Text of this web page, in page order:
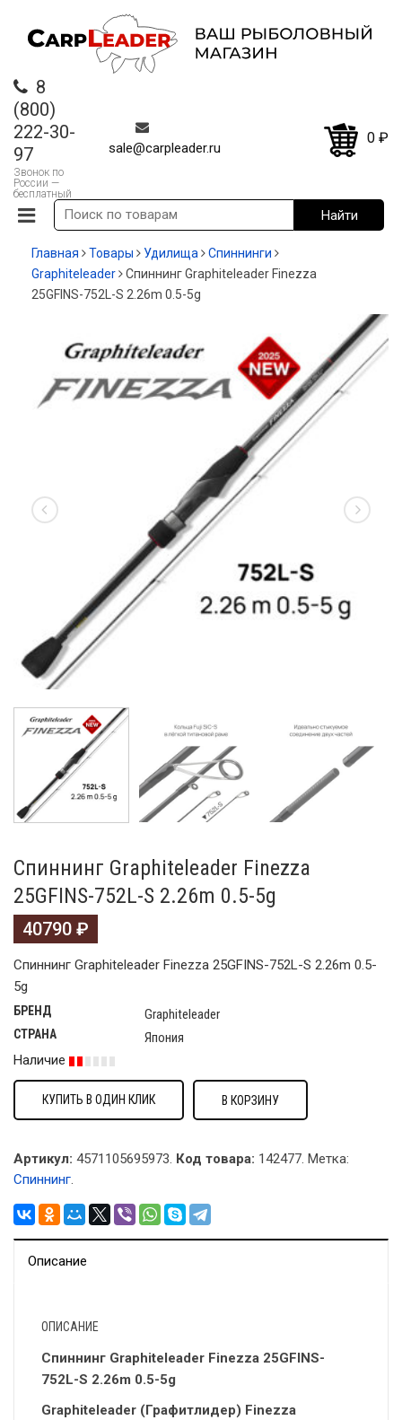
8
(800)
222-30-
97
Звонок по
России —
бесплатный
sale@carpleader.ru
0 ₽
Главная Товары Удилища
Спиннинги
Graphiteleader
Спиннинг Graphiteleader Finezza
25GFINS-752L-S 2.26m 0.5-5g
Спиннинг Graphiteleader Finezza
25GFINS-752L-S 2.26m 0.5-5g
40790 ₽
Спиннинг Graphiteleader Finezza 25GFINS-752L-S 2.26m 0.5-
5g
БРЕНД Graphiteleader
СТРАНА
Япония
Наличие
КУПИТЬ В ОДИН КЛИК В КОРЗИНУ
Артикул: 4571105695973. Код товара: 142477. Метка:
Спиннинг.
Описание
ОПИСАНИЕ
Спиннинг Graphiteleader Finezza 25GFINS-
752L-S 2.26m 0.5-5g
Graphiteleader (Графитлидер) Finezza